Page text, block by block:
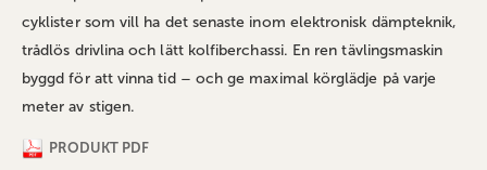
cyklister som vill ha det senaste inom elektronisk dämpteknik,
trådlös drivlina och lätt kolfiberchassi. En ren tävlingsmaskin
byggd för att vinna tid – och ge maximal körglädje på varje
meter av stigen.
PRODUKT PDF